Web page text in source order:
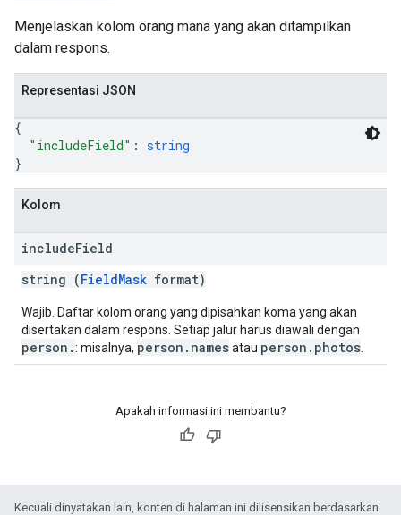
Menjelaskan kolom orang mana yang akan ditampilkan
dalam respons.
Representasi JSON
{
"includeField" : string
}
Kolom
includeField
string (FieldMask format)
Wajib. Daftar kolom orang yang dipisahkan koma yang akan
disertakan dalam respons. Setiap jalur harus diawali dengan
person.: misalnya, person.namesatau person.photos
Apakah informasi ini membantu?
Kecuali dinyatakan lain, konten di halaman ini dilisensikan berdasarkan